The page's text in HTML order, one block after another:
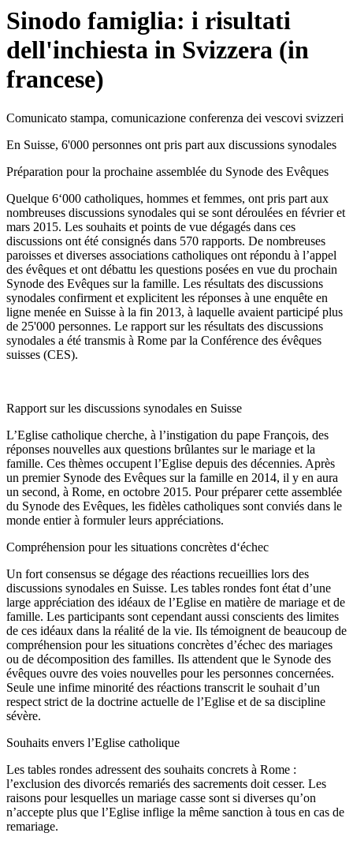
Sinodo famiglia: i risultati
dell'inchiesta in Svizzera (in
francese)
Comunicato stampa, comunicazione conferenza dei vescovi svizzeri
En Suisse, 6'000 personnes ont pris part aux discussions synodales
Préparation pour la prochaine assemblée du Synode des Evêques
Quelque 6‘000 catholiques, hommes et femmes, ont pris part aux
nombreuses discussions synodales qui se sont déroulées en février et
mars 2015. Les souhaits et points de vue dégagés dans ces
discussions ont été consignés dans 570 rapports. De nombreuses
paroisses et diverses associations catholiques ont répondu à l’appel
des évêques et ont débattu les questions posées en vue du prochain
Synode des Evêques sur la famille. Les résultats des discussions
synodales confirment et explicitent les réponses à une enquête en
ligne menée en Suisse à la fin 2013, à laquelle avaient participé plus
de 25'000 personnes. Le rapport sur les résultats des discussions
synodales a été transmis à Rome par la Conférence des évêques
suisses (CES).
Rapport sur les discussions synodales en Suisse
L’Eglise catholique cherche, à l’instigation du pape François, des
réponses nouvelles aux questions brûlantes sur le mariage et la
famille. Ces thèmes occupent l’Eglise depuis des décennies. Après
un premier Synode des Evêques sur la famille en 2014, il y en aura
un second, à Rome, en octobre 2015. Pour préparer cette assemblée
du Synode des Evêques, les fidèles catholiques sont conviés dans le
monde entier à formuler leurs appréciations.
Compréhension pour les situations concrètes d‘échec
Un fort consensus se dégage des réactions recueillies lors des
discussions synodales en Suisse. Les tables rondes font état d’une
large appréciation des idéaux de l’Eglise en matière de mariage et de
famille. Les participants sont cependant aussi conscients des limites
de ces idéaux dans la réalité de la vie. Ils témoignent de beaucoup de
compréhension pour les situations concrètes d’échec des mariages
ou de décomposition des familles. Ils attendent que le Synode des
évêques ouvre des voies nouvelles pour les personnes concernées.
Seule une infime minorité des réactions transcrit le souhait d’un
respect strict de la doctrine actuelle de l’Eglise et de sa discipline
sévère.
Souhaits envers l’Eglise catholique
Les tables rondes adressent des souhaits concrets à Rome :
l’exclusion des divorcés remariés des sacrements doit cesser. Les
raisons pour lesquelles un mariage casse sont si diverses qu’on
n’accepte plus que l’Eglise inflige la même sanction à tous en cas de
remariage.